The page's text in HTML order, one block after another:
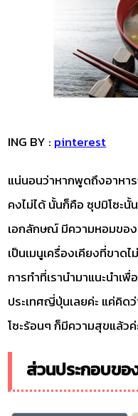
ING BY : pinterest
แน่นอนว่าหากพูดถึงอาหา
คงไม่ได้ นั้นก็คือ ซุปมิโซะนั้
เอกลักษณ์ มีความหอมของ
เป็นเมนูเครื่องเคียงที่ขาด
การทำที่เรานำมาแนะนำเ
ประเทศญี่ปุ่นเลยค่ะ แค่คิ
โซะร้อนๆ ก็มีความสุขแล้วค่
ส่วนประกอบขอ